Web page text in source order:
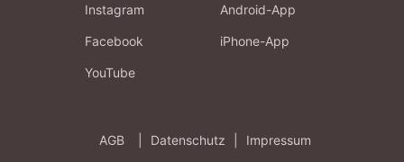
Instagram
Facebook
YouTube
Android-App
iPhone-App
AGB Datenschutz Impressum